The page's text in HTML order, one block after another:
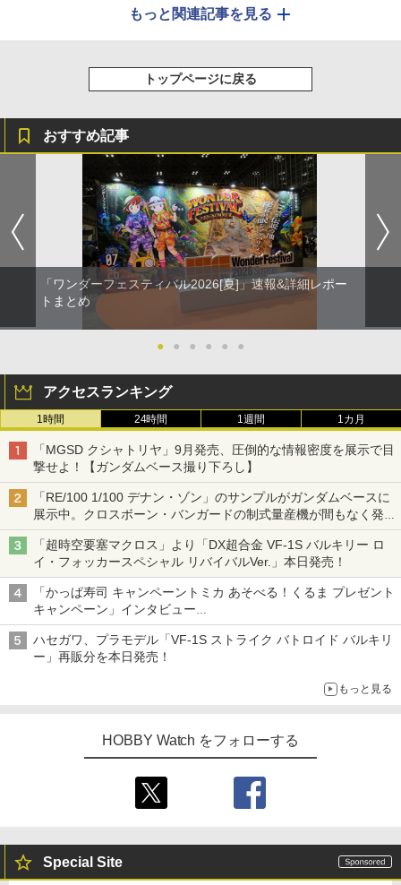
もっと関連記事を見る
トップページに戻る
おすすめ記事
「ワンダーフェスティバル2026[夏]」速報&詳細レポー
トまとめ
● ● ● ● ● ●
アクセスランキング
1時間 24時間 1週間 1カ月
「MGSD クシャトリヤ」9月発売、圧倒的な情報密度を展示で目
撃せよ！【ガンダムベース撮り下ろし】
「RE/100 1/100 デナン・ゾン」のサンプルがガンダムベースに
展示中。クロスボーン・バンガードの制式量産機が間もなく発送
【ガンダムベース撮り下ろし】
「超時空要塞マクロス」より「DX超合金 VF-1S バルキリー ロ
イ・フォッカースペシャル リバイバルVer.」本日発売！
「かっぱ寿司 キャンペーントミカ あそべる！くるま プレゼント
キャンペーン」インタビュー
子どもが楽しめるかっぱ寿司ならではの体験とコラボの楽しさを
追求
ハセガワ、プラモデル「VF-1S ストライク バトロイド バルキリ
ー」再販分を本日発売！
もっと見る
HOBBY Watch をフォローする
Special Site